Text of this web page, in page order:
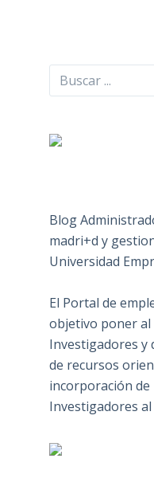
Buscar
Blog
madri+d y
Universidad
El Portal de
objetivo poner al
Investigadores y
de recursos
incorporación de
Investigadores